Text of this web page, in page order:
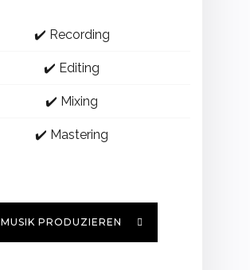
✔️ Recording
✔️ Editing
✔️ Mixing
✔️ Mastering
MUSIK PRODUZIEREN